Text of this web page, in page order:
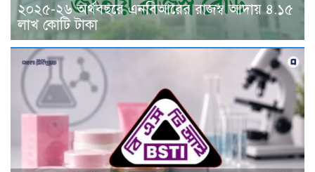
২০২৫-২৬ অর্থবছরে এনবিআরের রাজস্ব আদায় ৪.১৫
লাখ কোটি টাকা